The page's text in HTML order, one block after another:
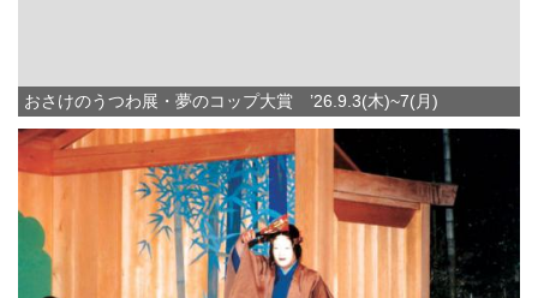
おさけのうつわ展・夢のコップ大賞 ’26.9.3(木)~7(月)